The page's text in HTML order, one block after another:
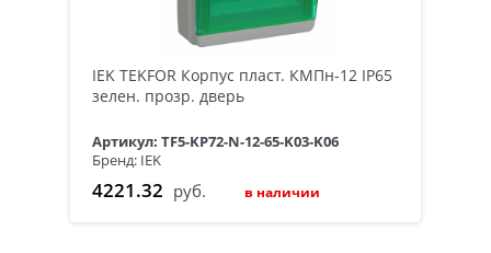
IEK TEKFOR Корпус пласт. КМПн-12 IP65
зелен. прозр. дверь
Артикул: TF5-KP72-N-12-65-K03-K06
Бренд: IEK
4221.32 руб. в наличии